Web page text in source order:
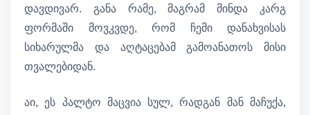
დავდივარ. განა რამე, მაგრამ მინდა კარგ
ფორმაში მოვკვდე, რომ ჩემი დანახვისას
სიხარულმა და აღტაცებამ გამოანათოს მისი
თვალებიდან.
აი, ეს პალტო მაცვია სულ, რადგან მან მაჩუქა,